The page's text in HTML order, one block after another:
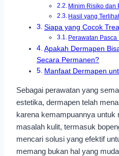
Minim Risiko dan
Hasil yang
Siapa yang Cocok
Perawatan Pasca
Apakah Dermapen
Secara Permanen?
Manfaat Dermapen
Sebagai perawatan yang
estetika, dermapen telah
karena kemampuannya untuk
masalah kulit, termasuk
mencari solusi yang efektif
memang bukan hal yang